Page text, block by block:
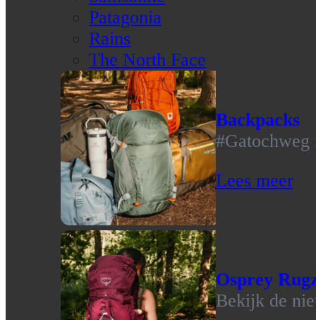
Patagonia
Rains
The North Face
Backpacks
#Gatochweg
Lees meer
Osprey
Bekijk de